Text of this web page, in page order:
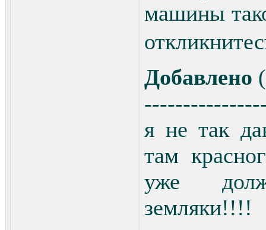
машины
Добавлено
я не так
там
уже
земляки!!!!